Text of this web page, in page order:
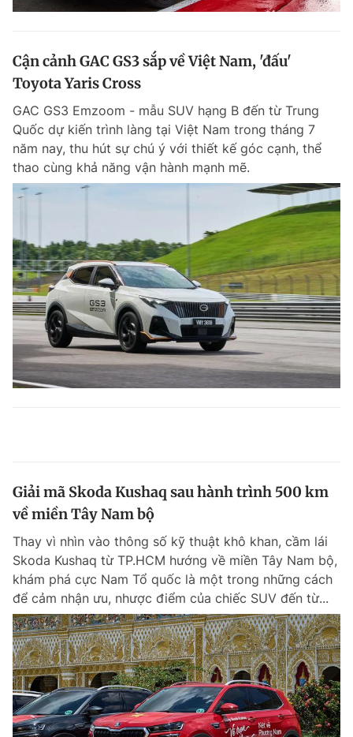
Cận cảnh GAC GS3 sắp về Việt Nam, 'đấu'
Toyota Yaris Cross
GAC GS3 Emzoom - mẫu SUV hạng B đến từ Trung
Quốc dự kiến trình làng tại Việt Nam trong tháng 7
năm nay, thu hút sự chú ý với thiết kế góc cạnh, thể
thao cùng khả năng vận hành mạnh mẽ.
Giải mã Skoda Kushaq sau hành trình 500 km
về miền Tây Nam bộ
Thay vì nhìn vào thông số kỹ thuật khô khan, cầm lái
Skoda Kushaq từ TP.HCM hướng về miền Tây Nam bộ,
khám phá cực Nam Tổ quốc là một trong những cách
để cảm nhận ưu, nhược điểm của chiếc SUV đến từ...